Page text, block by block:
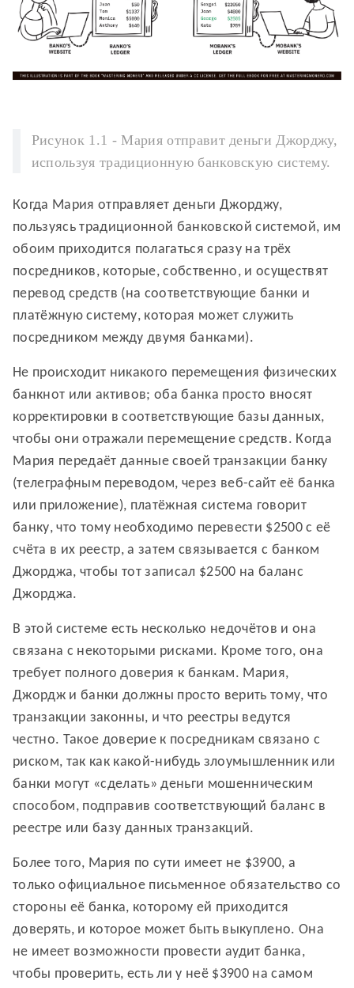
Рисунок 1.1 - Мария отправит деньги Джорджу,
используя традиционную банковскую систему.
Когда Мария отправляет деньги Джорджу,
пользуясь традиционной банковской системой, им
обоим приходится полагаться сразу на трёх
посредников, которые, собственно, и осуществят
перевод средств (на соответствующие банки и
платёжную систему, которая может служить
посредником между двумя банками).
Не происходит никакого перемещения физических
банкнот или активов; оба банка просто вносят
корректировки в соответствующие базы данных,
чтобы они отражали перемещение средств. Когда
Мария передаёт данные своей транзакции банку
(телеграфным переводом, через веб-сайт её банка
или приложение), платёжная система говорит
банку, что тому необходимо перевести $2500 с её
счёта в их реестр, а затем связывается с банком
Джорджа, чтобы тот записал $2500 на баланс
Джорджа.
В этой системе есть несколько недочётов и она
связана с некоторыми рисками. Кроме того, она
требует полного доверия к банкам. Мария,
Джордж и банки должны просто верить тому, что
транзакции законны, и что реестры ведутся
честно. Такое доверие к посредникам связано с
риском, так как какой-нибудь злоумышленник или
банки могут «сделать» деньги мошенническим
способом, подправив соответствующий баланс в
реестре или базу данных транзакций.
Более того, Мария по сути имеет не $3900, а
только официальное письменное обязательство со
стороны её банка, которому ей приходится
доверять, и которое может быть выкуплено. Она
не имеет возможности провести аудит банка,
чтобы проверить, есть ли у неё $3900 на самом